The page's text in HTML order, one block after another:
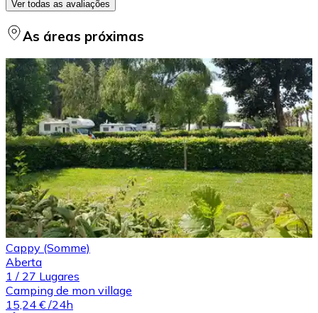
Ver todas as avaliações
As áreas próximas
Cappy (Somme)
Aberta
1 / 27 Lugares
Camping de mon village
15,24 € /24h